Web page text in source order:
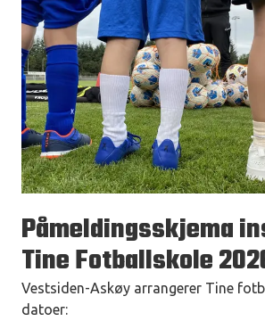
Påmeldingsskjema
Tine Fotballskole
Vestsiden-Askøy arrangerer Tine
datoer: